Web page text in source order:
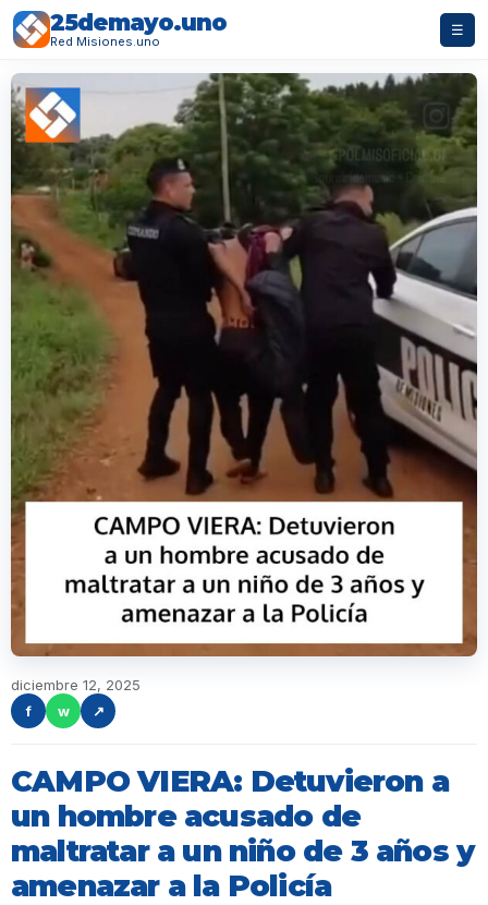
25demayo.uno
Red Misiones.uno
☰
diciembre 12, 2025
f
w ↗
CAMPO VIERA: Detuvieron a
un hombre acusado de
maltratar a un niño de 3 años y
amenazar a la Policía